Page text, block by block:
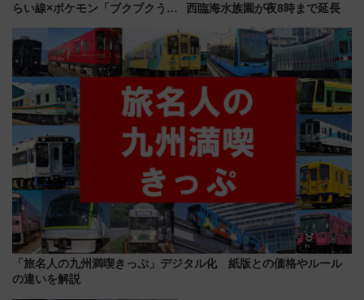
らい線×ポケモン「ブクブクうみ
行開始に！ この夏は直通列車で
横浜へ！
西臨海水族園が夜8時まで延長
「旅名人の九州満喫きっぷ」デジタル化 紙版との価格やルール
の違いを解説